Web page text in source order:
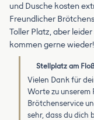
und Dusche kosten
Freundlicher
Toller Platz, aber
kommen gerne wieder!
Stellplatz am
Vielen Dank für
Worte zu unserem
Brötchenservice
sehr, dass du dich